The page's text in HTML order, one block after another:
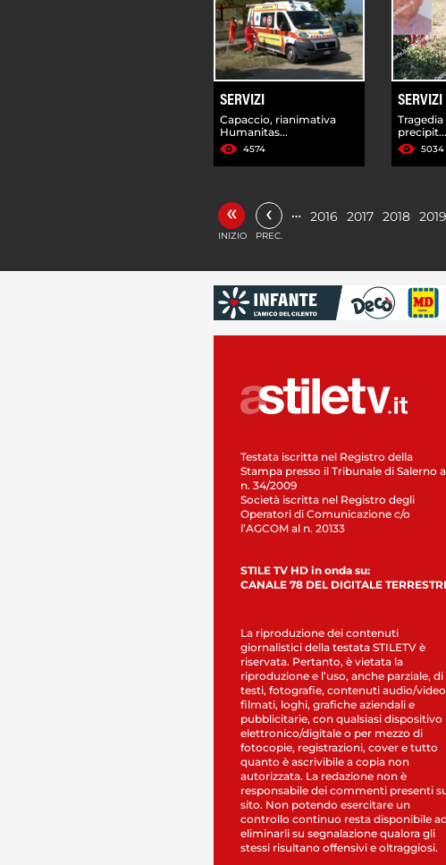
SERVIZI
Capaccio, rianimativa
Humanitas...
4574
SERVIZI
Tragedia
precipit...
5034
«
INIZIO
‹
PREC.
… 2016 2017 2018 2019
Testata iscritta nel Registro della
Stampa presso il Tribunale di Salerno
n. 34/2009
Società iscritta nel Registro degli
Operatori di Comunicazione c/o
l’AGCOM al n. 20133
STILE TV HD in onda su:
CANALE 78 DEL DIGITALE
La riproduzione dei contenuti
giornalistici della testata STILETV è
riservata. Pertanto, è vietata la
riproduzione e l’uso, anche parziale, di
testi, fotografie, contenuti audio/
filmati, loghi, grafiche aziendali e
pubblicitarie, con qualsiasi dispositivo
elettronico/digitale o per mezzo di
fotocopie, registrazioni, cover e tutto
quanto è ascrivibile a copia non
autorizzata. La redazione non è
responsabile dei commenti presenti
sito. Non potendo esercitare un
controllo continuo resta disponibile ad
eliminarli su segnalazione qualora gli
stessi risultano offensivi e oltraggiosi.